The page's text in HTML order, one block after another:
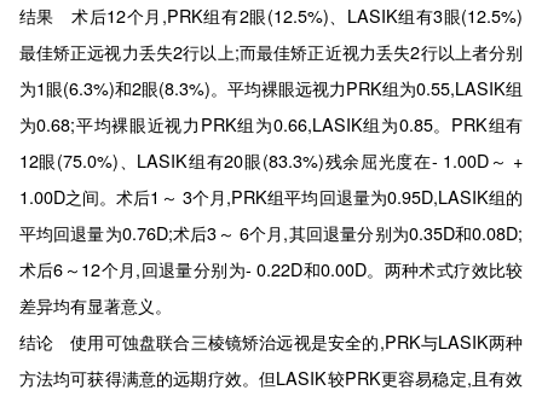
结果 术后12个月,PRK组有2眼(12.5%)、LASIK组有3眼(12.5%)
最佳矫正远视力丢失2行以上;而最佳矫正近视力丢失2行以上者分别
为1眼(6.3%)和2眼(8.3%)。平均裸眼远视力PRK组为0.55,LASIK组
为0.68;平均裸眼近视力PRK组为0.66,LASIK组为0.85。PRK组有
12眼(75.0%)、LASIK组有20眼(83.3%)残余屈光度在- 1.00D～ +
1.00D之间。术后1～ 3个月,PRK组平均回退量为0.95D,LASIK组的
平均回退量为0.76D;术后3～ 6个月,其回退量分别为0.35D和0.08D;
术后6～12个月,回退量分别为- 0.22D和0.00D。两种术式疗效比较
差异均有显著意义。
结论 使用可蚀盘联合三棱镜矫治远视是安全的,PRK与LASIK两种
方法均可获得满意的远期疗效。但LASIK较PRK更容易稳定,且有效